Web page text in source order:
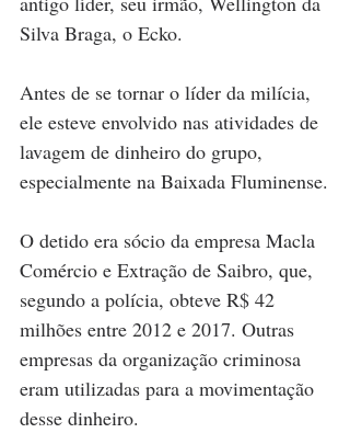
Silva Braga, o Ecko.
Antes de se tornar o líder da milícia,
ele esteve envolvido nas atividades de
lavagem de dinheiro do grupo,
especialmente na Baixada Fluminense.
O detido era sócio da empresa Macla
Comércio e Extração de Saibro, que,
segundo a polícia, obteve R$ 42
milhões entre 2012 e 2017. Outras
empresas da organização criminosa
eram utilizadas para a movimentação
desse dinheiro.